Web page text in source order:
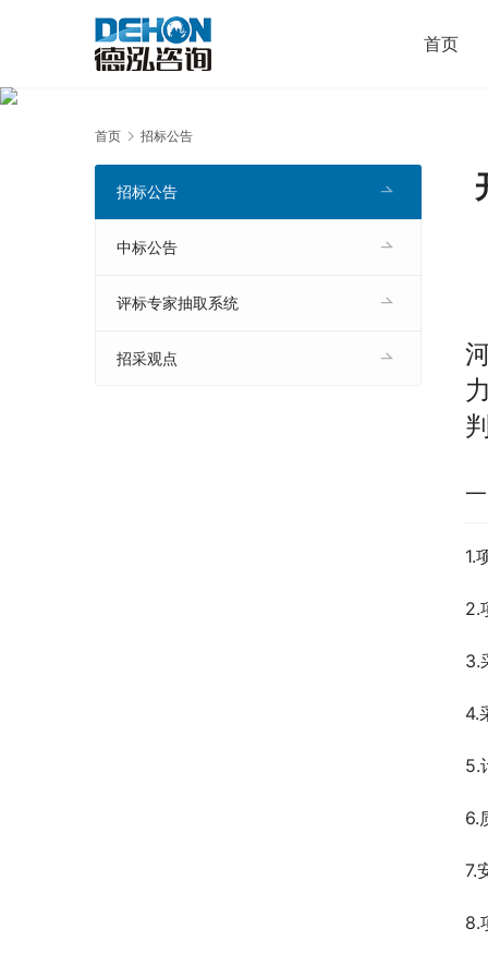
首页
首页 招标公告
一
1.
2.
3.
4.
5.
6.
7.
8.
招标公告
中标公告
评标专家抽取系统
招采观点